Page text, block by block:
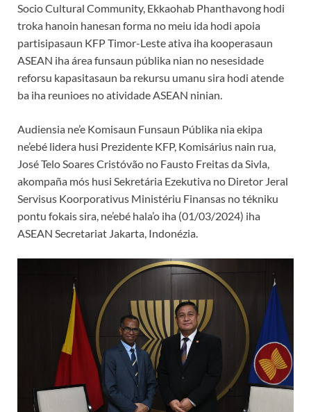
Socio Cultural Community, Ekkaohab Phanthavong hodi
troka hanoin hanesan forma no meiu ida hodi apoia
partisipasaun KFP Timor-Leste ativa iha kooperasaun
ASEAN iha área funsaun públika nian no nesesidade
reforsu kapasitasaun ba rekursu umanu sira hodi atende
ba iha reunioes no atividade ASEAN ninian.
Audiensia ne’e Komisaun Funsaun Públika nia ekipa
ne’ebé lidera husi Prezidente KFP, Komisárius nain rua,
José Telo Soares Cristóvão no Fausto Freitas da Sivla,
akompaña mós husi Sekretária Ezekutiva no Diretor Jeral
Servisus Koorporativus Ministériu Finansas no tékniku
pontu fokais sira, ne’ebé hala’o iha (01/03/2024) iha
ASEAN Secretariat Jakarta, Indonézia.